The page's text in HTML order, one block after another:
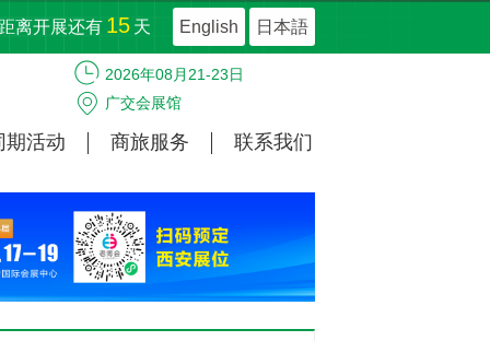
English 日本語
离开展还有 15 天
期活动 商旅服务 联系我们
2026年08月21-23日
广交会展馆